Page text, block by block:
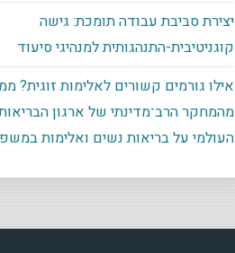
יצירת סביבת עבודה תומכת: גישה
קוגניטיבית-התנהגותית למנהיגי סיעוד
אילו גורמים קשורים לאלימות זוגית?
מהמחקר הרב־מדינתי של ארגון
העולמי על בריאות נשים ואלימות